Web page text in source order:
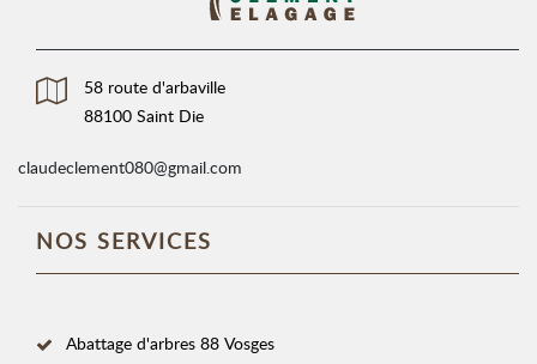
58 route d'arbaville
88100 Saint Die
claudeclement080@gmail.com
NOS SERVICES
Abattage d'arbres 88 Vosges